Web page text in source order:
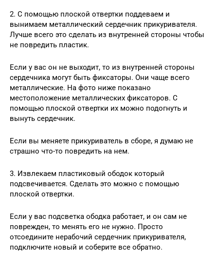
2. С помощью плоской отвертки поддеваем и
вынимаем металлический сердечник прикуривателя.
Лучше всего это сделать из внутренней стороны чтобы
не повредить пластик.
Если у вас он не выходит, то из внутренней стороны
сердечника могут быть фиксаторы. Они чаще всего
металлические. На фото ниже показано
местоположение металлических фиксаторов. C
помощью плоской отвертки их можно подогнуть и
вынуть сердечник.
Если вы меняете прикуриватель в сборе, я думаю не
страшно что-то повредить на нем.
3. Извлекаем пластиковый ободок который
подсвечивается. Сделать это можно с помощью
плоской отвертки.
Если у вас подсветка ободка работает, и он сам не
поврежден, то менять его не нужно. Просто
отсоедините нерабочий сердечник прикуривателя,
подключите новый и соберите все обратно.